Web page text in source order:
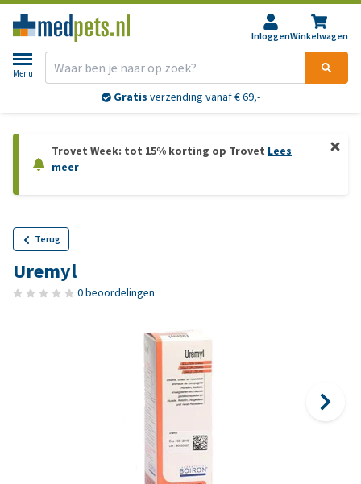
InloggenWinkelwagen
Menu
Gratis verzending vanaf € 69,-
Trovet Week: tot 15% korting op Trovet Lees
meer
Terug
Uremyl
0 beoordelingen